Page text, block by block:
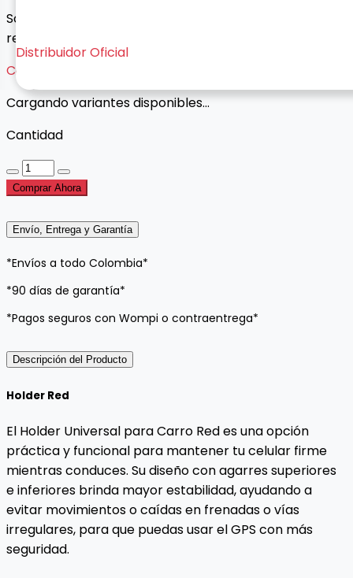
Distribuidor Oficial
Soporte universal para carro con ventosa y agarre
reforzado para mayor estabilidad al conducir.
Cargando variantes...
Cargando variantes disponibles...
Cantidad
Comprar Ahora
Envío, Entrega y Garantía
*Envíos a todo Colombia*
*90 días de garantía*
*Pagos seguros con Wompi o contraentrega*
Descripción del Producto
Holder Red
El Holder Universal para Carro Red es una opción
práctica y funcional para mantener tu celular firme
mientras conduces. Su diseño con agarres superiores
e inferiores brinda mayor estabilidad, ayudando a
evitar movimientos o caídas en frenadas o vías
irregulares, para que puedas usar el GPS con más
seguridad.